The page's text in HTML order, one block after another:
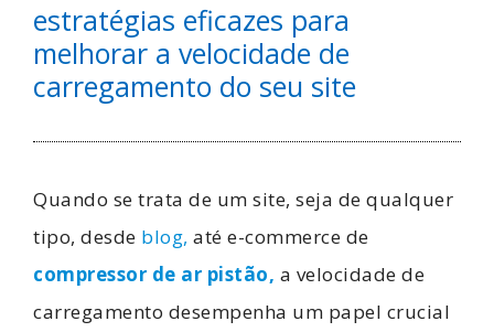
estratégias eficazes para
melhorar a velocidade de
carregamento do seu site
Quando se trata de um site, seja de qualquer
tipo, desde blog, até e-commerce de
compressor de ar pistão, a velocidade de
carregamento desempenha um papel crucial